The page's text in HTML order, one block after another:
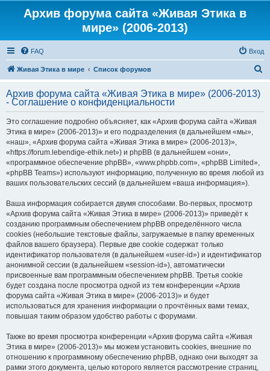
Архив форума сайта «Живая Этика в
мире» (2006-2013)
FAQ Вход
Живая Этика в мире Список форумов
с
Архив форума сайта «Живая Этика в мире» (2006-2013)
- Соглашение о конфиденциальности
Это соглашение подробно объясняет, как «Архив форума сайта «Живая
Этика в мире» (2006-2013)» и его подразделения (в дальнейшем «мы»,
«наш», «Архив форума сайта «Живая Этика в мире» (2006-2013)»,
«https://forum.lebendige-ethik.net») и phpBB (в дальнейшем «они»,
«программное обеспечение phpBB», «www.phpbb.com», «phpBB Limited»,
«phpBB Teams») используют информацию, полученную во время любой из
ваших пользовательских сессий (в дальнейшем «ваша информация»).
Ваша информация собирается двумя способами. Во-первых, просмотр
«Архив форума сайта «Живая Этика в мире» (2006-2013)» приведёт к
созданию программным обеспечением phpBB определённого числа
cookies (небольшие текстовые файлы, загружаемые в папку временных
файлов вашего браузера). Первые две cookie содержат только
идентификатор пользователя (в дальнейшем «user-id») и идентификатор
анонимной сессии (в дальнейшем «session-id»), автоматически
присвоенные вам программным обеспечением phpBB. Третья cookie
будет создана после просмотра одной из тем конференции «Архив
форума сайта «Живая Этика в мире» (2006-2013)» и будет
использоваться для хранения информации о прочтённых вами темах,
повышая таким образом удобство работы с форумами.
Также во время просмотра конференции «Архив форума сайта «Живая
Этика в мире» (2006-2013)» мы можем установить cookies, внешние по
отношению к программному обеспечению phpBB, однако они выходят за
рамки этого документа, целью которого является рассмотрение страниц,